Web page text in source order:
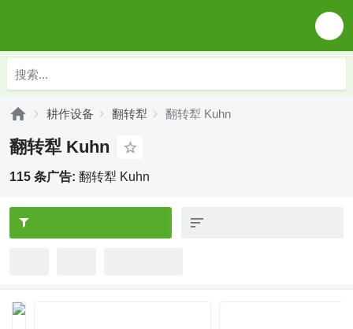
耕作设备 翻转犁 翻转犁 Kuhn
翻转犁 Kuhn
115 条广告: 翻转犁 Kuhn